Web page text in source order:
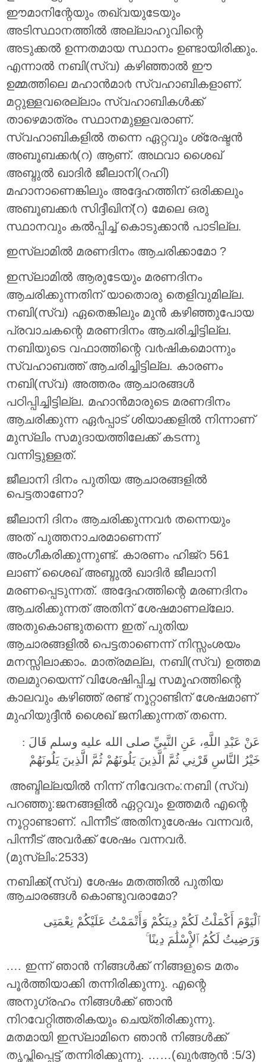
ഈമാനിന്റേയും തഖ്വയുടേയും
അടിസ്ഥാനത്തില്‍ അല്ലാഹുവിന്റെ
അടുക്കല്‍ ഉന്നതമായ സ്ഥാനം ഉണ്ടായിരിക്കും.
എന്നാല്‍ നബി(സ്വ) കഴിഞ്ഞാല്‍ ഈ
ഉമ്മത്തിലെ മഹാന്‍മാ൪ സ്വഹാബികളാണ്.
മറ്റുള്ളവരെല്ലാം സ്വഹാബികള്‍ക്ക്
താഴെമാത്രം സ്ഥാനമുള്ളവരാണ്.
സ്വഹാബികളില്‍ തന്നെ ഏറ്റവും ശ്രേഷ്ടന്‍
അബൂബക്ക൪(റ) ആണ്. അഥവാ ശൈഖ്
അബ്ദുല്‍ ഖാദിര്‍ ജീലാനി(റഹി)
മഹാനാണെങ്കിലും അദ്ദേഹത്തിന് ഒരിക്കലും
അബൂബക്ക൪ സിദ്ദീഖിന്(റ) മേലെ ഒരു
സ്ഥാനവും കല്‍പ്പിച്ച് കൊടുക്കാന്‍ പാടില്ല.
ഇസ്ലാമില്‍ മരണദിനം ആചരിക്കാമോ ?
ഇസ്ലാമില്‍ ആരുടേയും മരണദിനം
ആചരിക്കുന്നതിന് യാതൊരു തെളിവുമില്ല.
നബി(സ്വ) ഏതെങ്കിലും മുന്‍ കഴിഞ്ഞുപോയ
പ്രവാചകന്റെ മരണദിനം ആചരിച്ചിട്ടില്ല.
നബിയുടെ വഫാത്തിന്റെ വ൪ഷികമൊന്നും
സ്വഹാബത്ത് ആചരിച്ചിട്ടില്ല. കാരണം
നബി(സ്വ) അത്തരം ആചാരങ്ങള്‍
പഠിപ്പിച്ചിട്ടില്ല. മഹാന്‍മാരുടെ മരണദിനം
ആചരിക്കുന്ന ഏ൪പ്പാട് ശിയാക്കളില്‍ നിന്നാണ്
മുസ്ലിം സമുദായത്തിലേക്ക് കടന്നു
വന്നിട്ടുള്ളത്.
ജീലാനി ദിനം പുതിയ ആചാരങ്ങളില്‍
പെട്ടതാണോ?
ജീലാനി ദിനം ആചരിക്കുന്നവ൪ തന്നെയും
അത് പുത്തനാചരമാണെന്ന്
അംഗീകരിക്കുന്നുണ്ട്. കാരണം ഹിജ്റ 561
ലാണ് ശൈഖ് അബ്ദുല്‍ ഖാദിര്‍ ജീലാനി
മരണപ്പെടുന്നത്. അദ്ദേഹത്തിന്റെ മരണദിനം
ആചരിക്കുന്നത് അതിന് ശേഷമാണല്ലോ.
അതുകൊണ്ടുതന്നെ ഇത് പുതിയ
ആചാരങ്ങളില്‍ പെട്ടതാണെന്ന് നിസ്സംശയം
മനസ്സിലാക്കാം. മാത്രമല്ല, നബി(സ്വ) ഉത്തമ
തലമുറയെന്ന് വിശേഷിപ്പിച്ച സമൂഹത്തിന്റെ
കാലവും കഴിഞ്ഞ് രണ്ട് നൂറ്റാണ്ടിന് ശേഷമാണ്
മുഹിയുദ്ദീന്‍ ശൈഖ് ജനിക്കുന്നത് തന്നെ.
عَنْ عَبْدِ اللَّهِ، عَنِ النَّبِيِّ صلى الله عليه وسلم قَالَ ‏:
خَيْرُ النَّاسِ قَرْنِي ثُمَّ الَّذِينَ يَلُونَهُمْ ثُمَّ الَّذِينَ يَلُونَهُمْ
പറഞ്ഞു:ജനങ്ങളില്‍ ഏറ്റവും ഉത്തമര്‍ എന്റെ
നൂറ്റാണ്ടാണ്‌. പിന്നീട് അതിനുശേഷം വന്നവര്‍,
പിന്നീട് അവര്‍ക്ക് ശേഷം വന്നവര്‍.
(മുസ്ലിം:2533)
നബിക്ക്(സ്വ) ശേഷം മതത്തില്‍ പുതിയ
ആചാരങ്ങള്‍ കൊണ്ടുവരാമോ?
ٱﻟْﻴَﻮْﻡَ ﺃَﻛْﻤَﻠْﺖُ ﻟَﻜُﻢْ ﺩِﻳﻨَﻜُﻢْ ﻭَﺃَﺗْﻤَﻤْﺖُ ﻋَﻠَﻴْﻜُﻢْ ﻧِﻌْﻤَﺘِﻰ
ﻭَﺭَﺿِﻴﺖُ ﻟَﻜُﻢُ ٱﻹِْﺳْﻠَٰﻢَ ﺩِﻳﻨًﺎ ۚ
…. ഇന്ന് ഞാന്‍ നിങ്ങള്‍ക്ക് നിങ്ങളുടെ മതം
പൂര്‍ത്തിയാക്കി തന്നിരിക്കുന്നു. എന്റെ
അനുഗ്രഹം നിങ്ങള്‍ക്ക് ഞാന്‍
നിറവേറ്റിത്തരികയും ചെയ്തിരിക്കുന്നു.
മതമായി ഇസ്ലാമിനെ ഞാന്‍ നിങ്ങള്‍ക്ക്
തൃപ്തിപ്പെട്ട് തന്നിരിക്കുന്നു. ……(ഖു൪ആന്‍ :5/3)